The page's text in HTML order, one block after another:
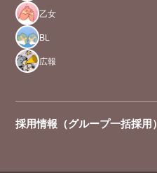
乙女
BL
広報
採用情報（グループ一括採用）